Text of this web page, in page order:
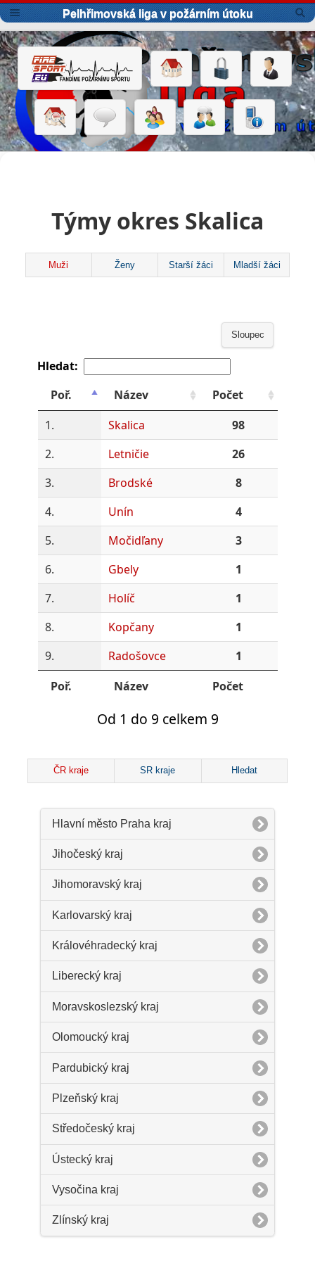
Pelhřimovská liga v požárním útoku
Týmy okres Skalica
Muži Ženy Starší žáci Mladší žáci
Sloupec
Hledat:
Poř.
Název
Počet
1.
Skalica
98
2.
Letničie
26
3.
Brodské
8
4.
Unín
4
5.
Močidľany
3
6.
Gbely
1
7.
Holíč
1
8.
Kopčany
1
9.
Radošovce
1
Poř.
Název Počet
Od 1 do 9 celkem 9
ČR kraje SR kraje Hledat
Hlavní město Praha kraj
Jihočeský kraj
Jihomoravský kraj
Karlovarský kraj
Královéhradecký kraj
Liberecký kraj
Moravskoslezský kraj
Olomoucký kraj
Pardubický kraj
Plzeňský kraj
Středočeský kraj
Ústecký kraj
Vysočina kraj
Zlínský kraj